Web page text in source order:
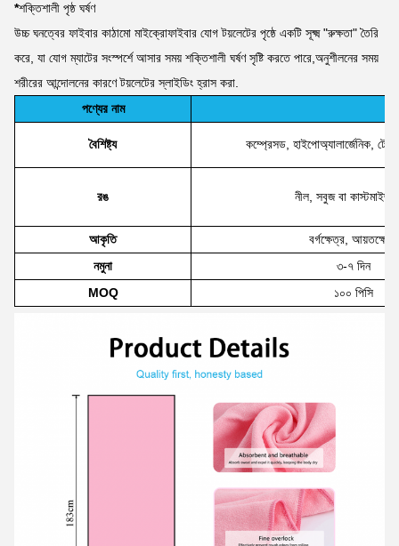
*শক্তিশালী পৃষ্ঠ ঘর্ষণ
উচ্চ ঘনত্বের ফাইবার কাঠামো মাইক্রোফাইবার যোগ টয়লেটের পৃষ্ঠে একটি সূক্ষ্ম "রুক্ষতা" তৈরি
করে, যা যোগ ম্যাটের সংস্পর্শে আসার সময় শক্তিশালী ঘর্ষণ সৃষ্টি করতে পারে,অনুশীলনের সময়
শরীরের আন্দোলনের কারণে টয়লেটের স্লাইডিং হ্রাস করা.
পণ্যের নাম
বৈশিষ্ট্য কম্প্রেসড, হাইপোঅ্যালার্জেনিক,
রঙ নীল, সবুজ বা
আকৃতি
বর্গক্ষেত্র, আয়তক্ষেত্র
নমুনা
৩-৭ দিন
MOQ
১০০ পিসি